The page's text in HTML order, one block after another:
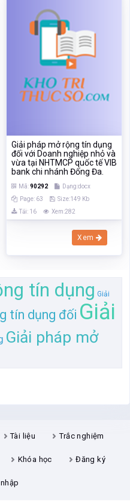
Giải pháp mở rộng tín dụng
đối với Doanh nghiệp nhỏ và
vừa tại NHTMCP quốc tế VIB
bank chi nhánh Đống Đa.
Mã:90292
Dạng:docx
Page: 63
Size:149 Kb
Tải: 16
Xem:282
Xem
tín dụng Giải
tín dụng đối Giải
Giải pháp mở
Tài liệu Trắc nghiệm
Khóa học Đăng ký